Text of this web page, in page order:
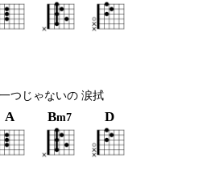
つじゃないの 涙拭
A Bm7 D